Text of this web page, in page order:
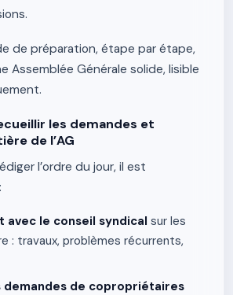
de préparation, étape par étape,
Assemblée Générale solide, lisible
les demandes et
de l’AG
l’ordre du jour, il est
avec le conseil syndical sur les
: travaux, problèmes récurrents,
demandes de copropriétaires